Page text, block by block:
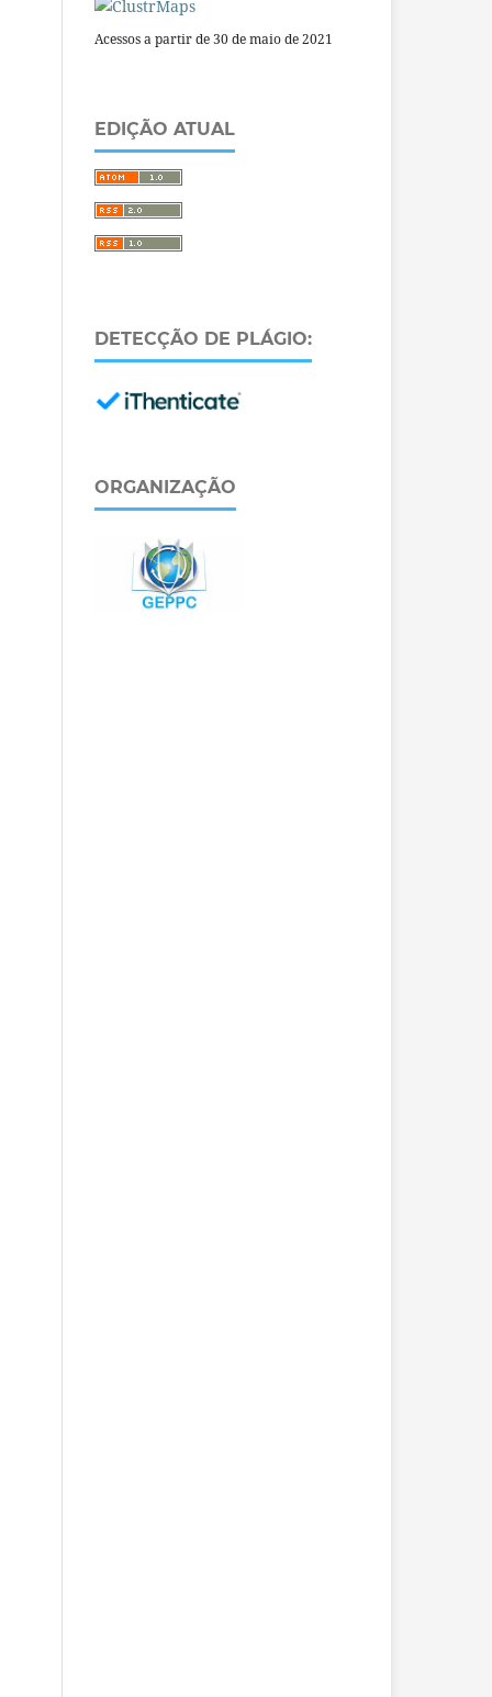
Acessos a partir de 30 de maio de 2021
EDIÇÃO ATUAL
DETECÇÃO DE PLÁGIO:
ORGANIZAÇÃO